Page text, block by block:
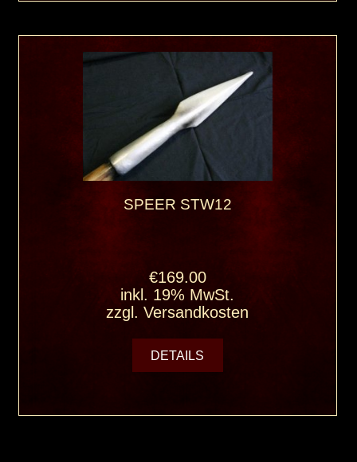
SPEER STW12
€169.00
inkl. 19% MwSt.
zzgl.Versandkosten
DETAILS